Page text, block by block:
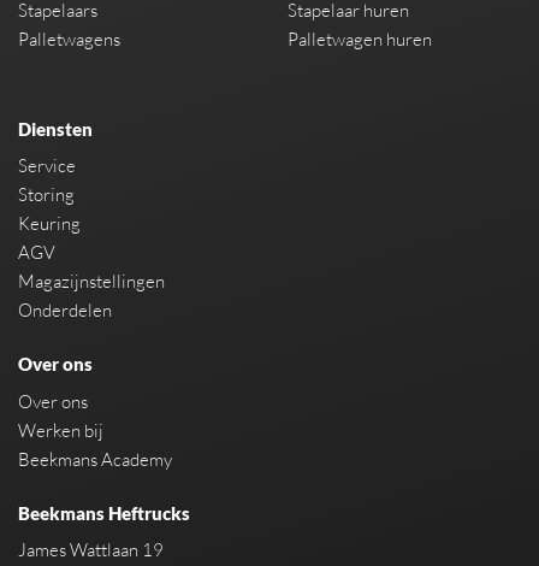
Stapelaars
Palletwagens
Stapelaar huren
Palletwagen huren
Diensten
Service
Storing
Keuring
AGV
Magazijnstellingen
Onderdelen
Over ons
Over ons
Werken bij
Beekmans Academy
Beekmans Heftrucks
James Wattlaan 19